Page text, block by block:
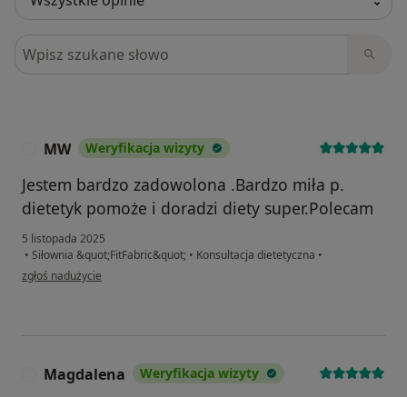
Szukaj w opiniach
MW Weryfikacja wizyty
Jestem bardzo zadowolona .Bardzo miła p.
dietetyk pomoże i doradzi diety super.Polecam
5 listopada 2025
• Siłownia &quot;FitFabric&quot; • Konsultacja dietetyczna •
w opinii użytkownika MW
zgłoś nadużycie
Magdalena Weryfikacja wizyty